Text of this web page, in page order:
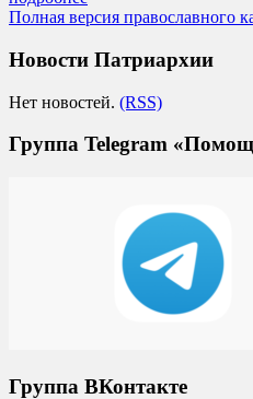
Полная версия православного
Новости Патриархии
Нет новостей. (RSS)
Группа Telegram
Группа ВКонтакте